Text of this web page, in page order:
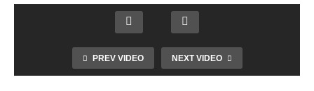
PREV VIDEO NEXT VIDEO